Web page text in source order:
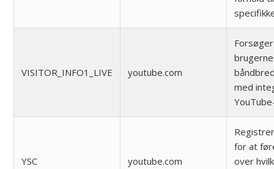
VISITOR_INFO1_LIVE youtube.com
med
YSC youtube.com
for at
over